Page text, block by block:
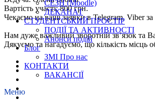
СЕЗН (Moodle)
ДЕКАНАТ
СТУДЕНТСЬКИЙ ПРОСТІР
ПОДІЇ ТА АКТИВНОСТІ
Анонси подій
Блог
ЗМІ Про нас
КОНТАКТИ
ВАКАНСІЇ
Меню
Вартість участі: 800 грн.
Чекаємо на ваші заявки в Telegram, Viber
Нам дуже важливий зворотній зв’язок та
Дякуємо та нагадуємо, що кількість місць